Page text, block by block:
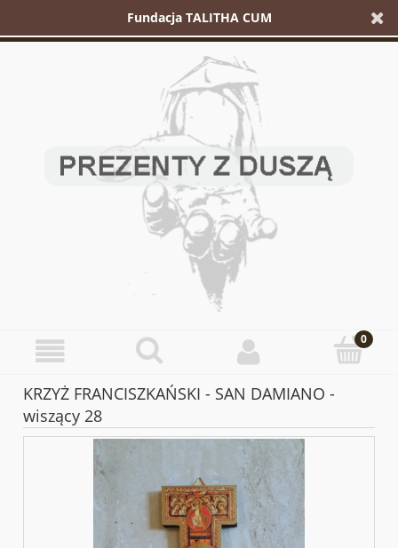
Fundacja TALITHA CUM
KRZYŻ FRANCISZKAŃSKI - SAN DAMIANO -
wiszący 28